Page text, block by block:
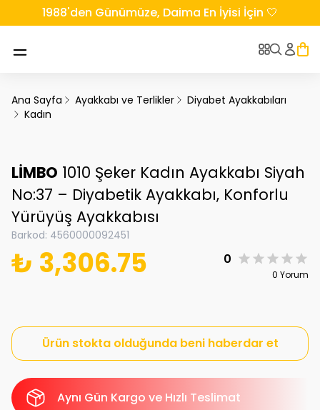
1988'den Günümüze, Daima En İyisi İçin 🤍
Ana Sayfa Ayakkabı ve Terlikler
Diyabet Ayakkabıları
Kadın
LİMBO 1010 Şeker Kadın Ayakkabı Siyah
No:37 – Diyabetik Ayakkabı, Konforlu
Yürüyüş Ayakkabısı
Barkod: 4560000092451
₺ 3,306.75 0
0 Yorum
Ürün stokta olduğunda beni haberdar et
Aynı Gün Kargo ve Hızlı Teslimat